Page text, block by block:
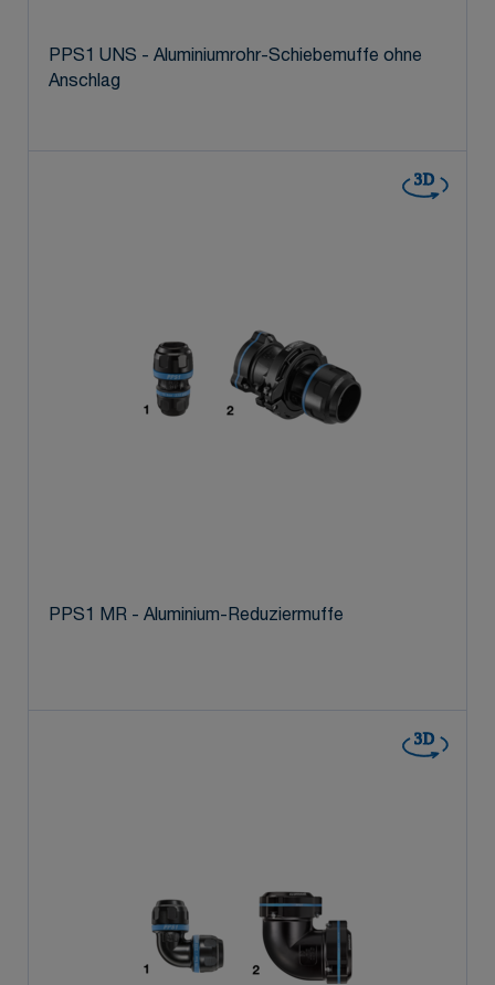
PPS1 UNS - Aluminiumrohr-Schiebemuffe ohne
Anschlag
PPS1 MR - Aluminium-Reduziermuffe
3D
3D